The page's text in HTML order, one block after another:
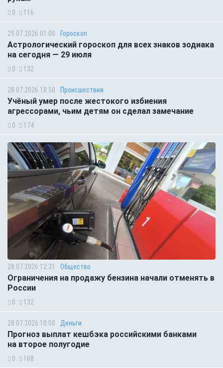
0 116
29.07.2026 01:00 Гороскоп
Астрологический гороскоп для всех знаков зодиака
на сегодня — 29 июля
0 132
28.07.2026 18:50 Происшествия
Учёный умер после жестокого избиения
агрессорами, чьим детям он сделал замечание
0 174
28.07.2026 12:31 Общество
Ограничения на продажу бензина начали отменять в
России
0 132
28.07.2026 10:00 Деньги
Прогноз выплат кешбэка российскими банками
на второе полугодие
0 168